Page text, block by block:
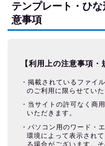
テンプレート・ひ
意事項
【利用上の注意事項・
掲載されているファイ
のご利用に限らせていた
当サイトの許可なく商
いただきます。
パソコン用のワード・
環境によって表示され
る場合がございます。